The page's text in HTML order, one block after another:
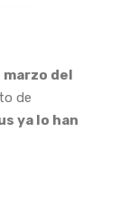
marzo del
de
ya lo han